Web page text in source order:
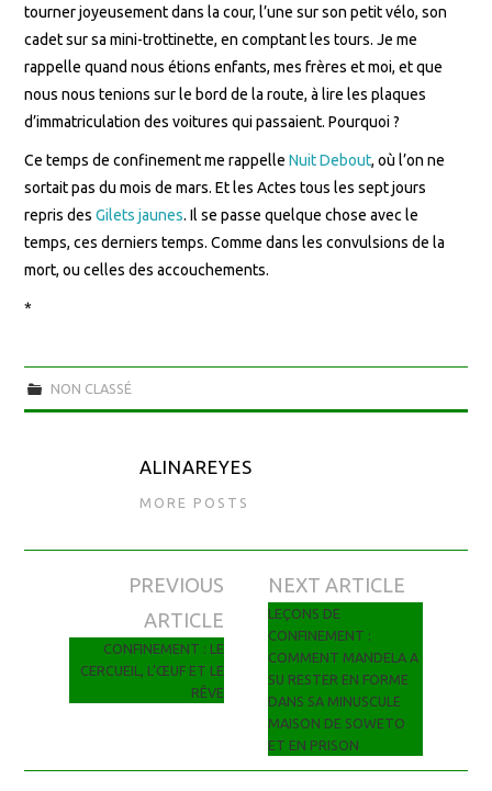
tourner joyeusement dans la cour, l’une sur son petit vélo, son
cadet sur sa mini-trottinette, en comptant les tours. Je me
rappelle quand nous étions enfants, mes frères et moi, et que
nous nous tenions sur le bord de la route, à lire les plaques
d’immatriculation des voitures qui passaient. Pourquoi ?
Ce temps de confinement me rappelleNuit Debout, où l’on ne
sortait pas du mois de mars. Et les Actes tous les sept jours
repris desGilets jaunes. Il se passe quelque chose avec le
temps, ces derniers temps. Comme dans les convulsions de la
mort, ou celles des accouchements.
*
NON CLASSÉ
ALINAREYES
MORE POSTS
Navigation des articles
PREVIOUS
ARTICLE
CONFINEMENT : LE
CERCUEIL, L’ŒUF ET LE
RÊVE
NEXT ARTICLE
LEÇONS DE
CONFINEMENT :
COMMENT MANDELA A
SU RESTER EN FORME
DANS SA MINUSCULE
MAISON DE SOWETO
ET EN PRISON